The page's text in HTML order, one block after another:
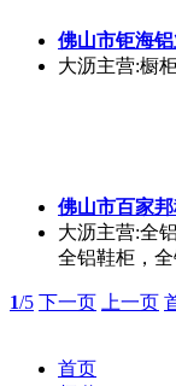
佛山市钜海
大沥主营:橱
佛山市百家
大沥主营:全
全铝鞋柜，
1/5 下一页 上一页
首页